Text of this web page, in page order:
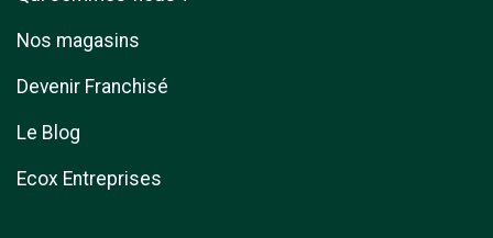
Nos magasins
Devenir Franchisé
Le Blog
Ecox Entreprises